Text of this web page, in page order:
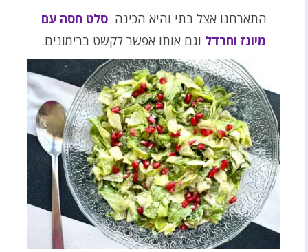
התארחנו אצל בתי והיא הכינה סלט חסה עם
מיונז וחרדל וגם אותו אפשר לקשט ברימונים.